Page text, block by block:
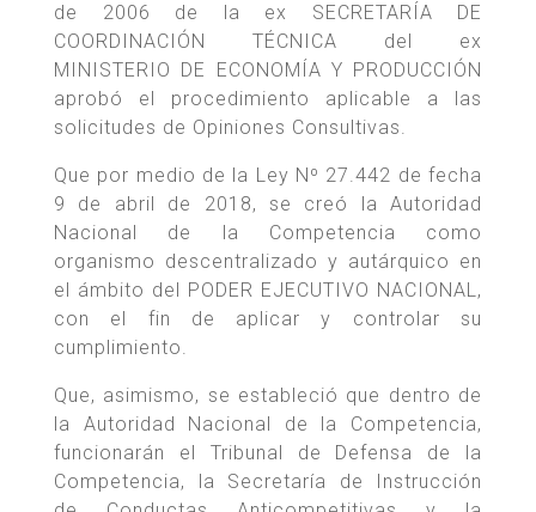
de 2006 de la ex SECRETARÍA DE
COORDINACIÓN TÉCNICA del ex
MINISTERIO DE ECONOMÍA Y PRODUCCIÓN
aprobó el procedimiento aplicable a las
solicitudes de Opiniones Consultivas.
Que por medio de la Ley Nº 27.442 de fecha
9 de abril de 2018, se creó la Autoridad
Nacional de la Competencia como
organismo descentralizado y autárquico en
el ámbito del PODER EJECUTIVO NACIONAL,
con el fin de aplicar y controlar su
cumplimiento.
Que, asimismo, se estableció que dentro de
la Autoridad Nacional de la Competencia,
funcionarán el Tribunal de Defensa de la
Competencia, la Secretaría de Instrucción